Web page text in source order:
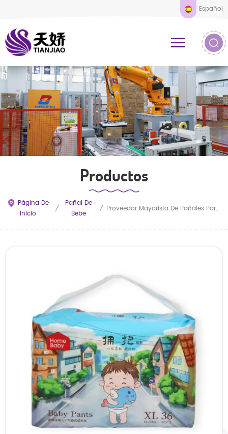
Español
Productos
Página De
Inicio
/
Pañal De
Bebe
/ Proveedor Mayorista De Pañales Para Bebés (fabricante De Equipos Originales)